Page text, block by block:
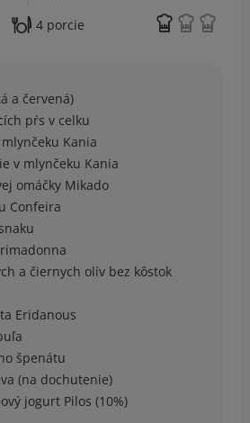
4 porcie
a červená)
pŕs v celku
Kania
v mlynčeku Kania
omáčky Mikado
Confeira
a čiernych olív bez kôstok
Eridanous
špenátu
(na dochutenie)
jogurt Pilos (10%)